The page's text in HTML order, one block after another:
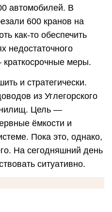
автомобилей. В
600 кранов на
как-то обеспечить
недостаточного
меры.
и стратегически.
из Углегорского
Цель —
ёмкости и
Пока это, однако,
На сегодняшний день
ситуативно.